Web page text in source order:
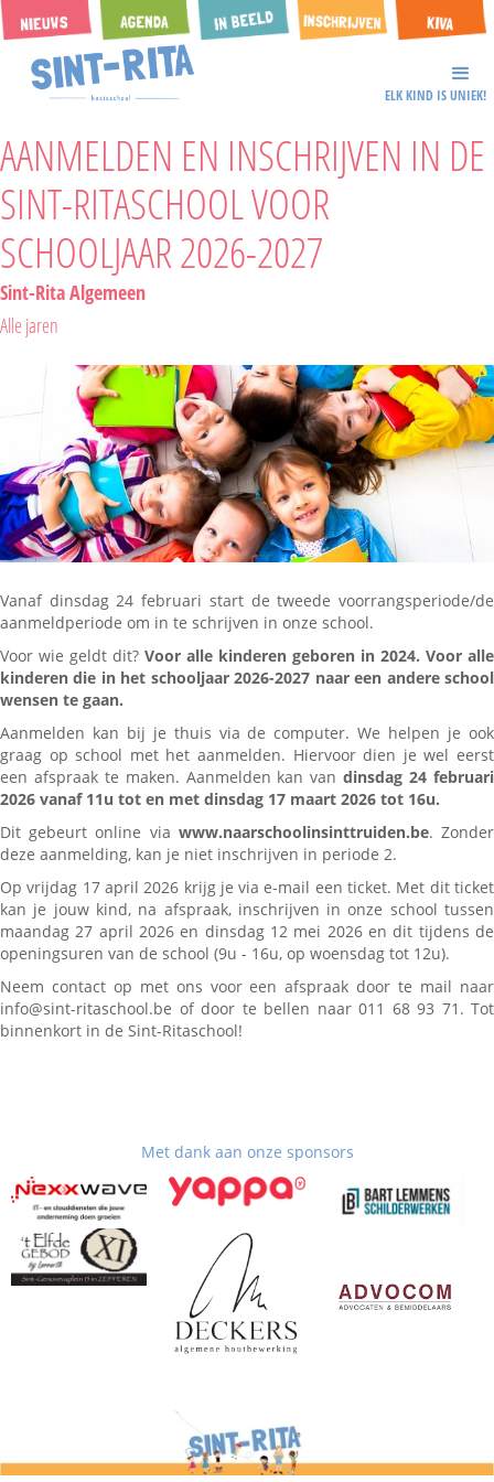
ELK KIND IS UNIEK!
AANMELDEN EN INSCHRIJVEN IN DE
SINT-RITASCHOOL VOOR
SCHOOLJAAR 2026-2027
Sint-Rita Algemeen
Alle jaren
Vanaf dinsdag 24 februari start de tweede voorrangsperiode/de
aanmeldperiode om in te schrijven in onze school.
Voor wie geldt dit? Voor alle kinderen geboren in 2024. Voor alle
kinderen die in het schooljaar 2026-2027 naar een andere school
wensen te gaan.
Aanmelden kan bij je thuis via de computer. We helpen je ook
graag op school met het aanmelden. Hiervoor dien je wel eerst
een afspraak te maken. Aanmelden kan vandinsdag 24 februari
2026 vanaf 11u tot en met dinsdag 17 maart 2026 tot 16u.
Dit gebeurt online via www.naarschoolinsinttruiden.be. Zonder
deze aanmelding, kan je niet inschrijven in periode 2.
Op vrijdag 17 april 2026 krijg je via e-mail een ticket. Met dit ticket
kan je jouw kind, na afspraak, inschrijven in onze school tussen
maandag 27 april 2026 en dinsdag 12 mei 2026 en dit tijdens de
openingsuren van de school (9u - 16u, op woensdag tot 12u).
Neem contact op met ons voor een afspraak door te mail naar
info@sint-ritaschool.be of door te bellen naar 011 68 93 71. Tot
binnenkort in de Sint-Ritaschool!
Met dank aan onze sponsors